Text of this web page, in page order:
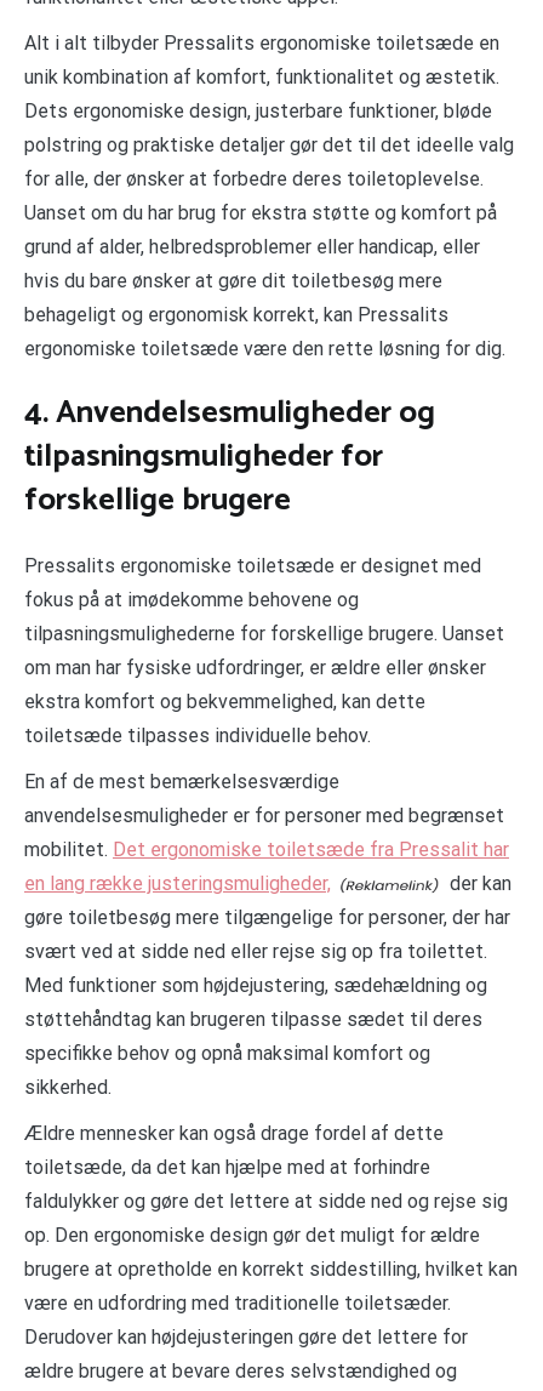
Alt i alt tilbyder Pressalits ergonomiske toiletsæde en
unik kombination af komfort, funktionalitet og æstetik.
Dets ergonomiske design, justerbare funktioner, bløde
polstring og praktiske detaljer gør det til det ideelle valg
for alle, der ønsker at forbedre deres toiletoplevelse.
Uanset om du har brug for ekstra støtte og komfort på
grund af alder, helbredsproblemer eller handicap, eller
hvis du bare ønsker at gøre dit toiletbesøg mere
behageligt og ergonomisk korrekt, kan Pressalits
ergonomiske toiletsæde være den rette løsning for dig.
4. Anvendelsesmuligheder og
tilpasningsmuligheder for
forskellige brugere
Pressalits ergonomiske toiletsæde er designet med
fokus på at imødekomme behovene og
tilpasningsmulighederne for forskellige brugere. Uanset
om man har fysiske udfordringer, er ældre eller ønsker
ekstra komfort og bekvemmelighed, kan dette
toiletsæde tilpasses individuelle behov.
En af de mest bemærkelsesværdige
anvendelsesmuligheder er for personer med begrænset
mobilitet. Det ergonomiske toiletsæde fra Pressalit har
en lang række justeringsmuligheder,
der kan
gøre toiletbesøg mere tilgængelige for personer, der har
svært ved at sidde ned eller rejse sig op fra toilettet.
Med funktioner som højdejustering, sædehældning og
støttehåndtag kan brugeren tilpasse sædet til deres
specifikke behov og opnå maksimal komfort og
sikkerhed.
Ældre mennesker kan også drage fordel af dette
toiletsæde, da det kan hjælpe med at forhindre
faldulykker og gøre det lettere at sidde ned og rejse sig
op. Den ergonomiske design gør det muligt for ældre
brugere at opretholde en korrekt siddestilling, hvilket kan
være en udfordring med traditionelle toiletsæder.
Derudover kan højdejusteringen gøre det lettere for
ældre brugere at bevare deres selvstændighed og